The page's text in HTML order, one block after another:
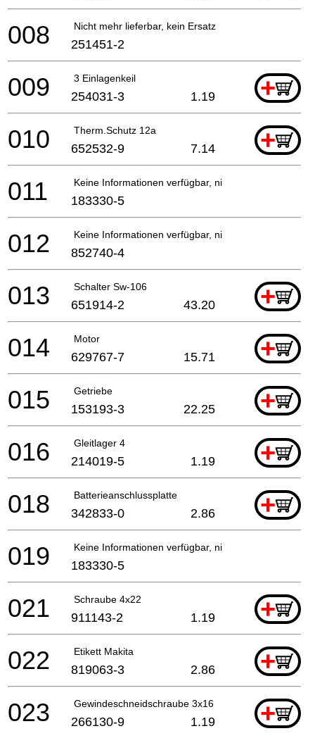
Nicht mehr lieferbar, kein Ersatz
008 251451-2
3 Einlagenkeil +
009 254031-3 1.19
Therm.Schutz 12a +
010 652532-9 7.14
Keine Informationen verfügbar, nicht bestellbar
011 183330-5
Keine Informationen verfügbar, nicht bestellbar
012 852740-4
Schalter Sw-106 +
013 651914-2 43.20
Motor +
014 629767-7 15.71
Getriebe +
015 153193-3 22.25
Gleitlager 4 +
016 214019-5 1.19
Batterieanschlussplatte +
018 342833-0 2.86
Keine Informationen verfügbar, nicht bestellbar
019 183330-5
Schraube 4x22 +
021 911143-2 1.19
Etikett Makita +
022 819063-3 2.86
Gewindeschneidschraube 3x16 +
023 266130-9 1.19